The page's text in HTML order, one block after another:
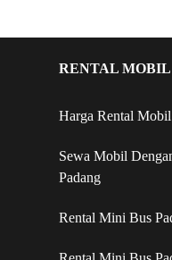
RENTAL
Harga Rental
Sewa Mobil
Padang
Rental Mini Bus